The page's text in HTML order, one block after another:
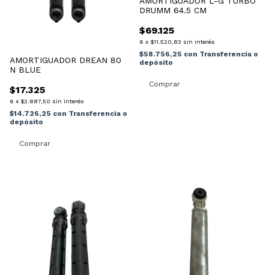
AMORTIGUADOR DREAN 80
N BLUE
$17.325
6 x $2.887,50 sin interés
$14.726,25 con Transferencia o
depósito
DRUMM 64.5 CM
$69.125
6 x $11.520,83 sin interés
$58.756,25 con Transferencia o
depósito